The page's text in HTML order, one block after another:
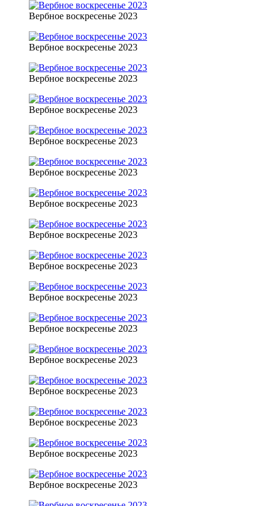
Вербное воскресенье 2023
Вербное воскресенье 2023
Вербное воскресенье 2023
Вербное воскресенье 2023
Вербное воскресенье 2023
Вербное воскресенье 2023
Вербное воскресенье 2023
Вербное воскресенье 2023
Вербное воскресенье 2023
Вербное воскресенье 2023
Вербное воскресенье 2023
Вербное воскресенье 2023
Вербное воскресенье 2023
Вербное воскресенье 2023
Вербное воскресенье 2023
Вербное воскресенье 2023